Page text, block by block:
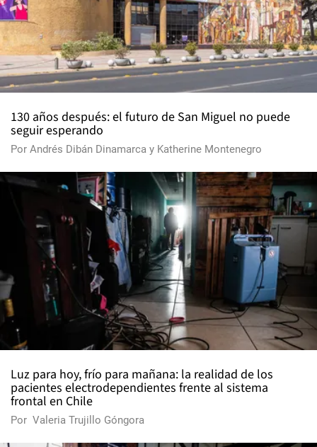
130 años después: el futuro de San Miguel no puede
seguir esperando
Por Andrés Dibán Dinamarca y Katherine Montenegro
Luz para hoy, frío para mañana: la realidad de los
pacientes electrodependientes frente al sistema
frontal en Chile
Por Valeria Trujillo Góngora